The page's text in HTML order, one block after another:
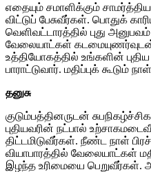
எதையும் சமாளிக்கும்
விட்டுப் பேசுவீர்கள். பொதுக்
வெளிவட்டாரத்தில் புது
வேலையாட்கள்
உத்தியோகத்தில் உங்களின்
பாராட்டுவார். மதிப்புக் கூடும்
தனுசு
குடும்பத்தினருடன்
புதியவரின் நட்பால்
திட்டமிடுவீர்கள். நீண்ட நாள்
வியாபாரத்தில் வேலையாட்கள்
இழந்த உரிமையை பெறுவீர்கள்.